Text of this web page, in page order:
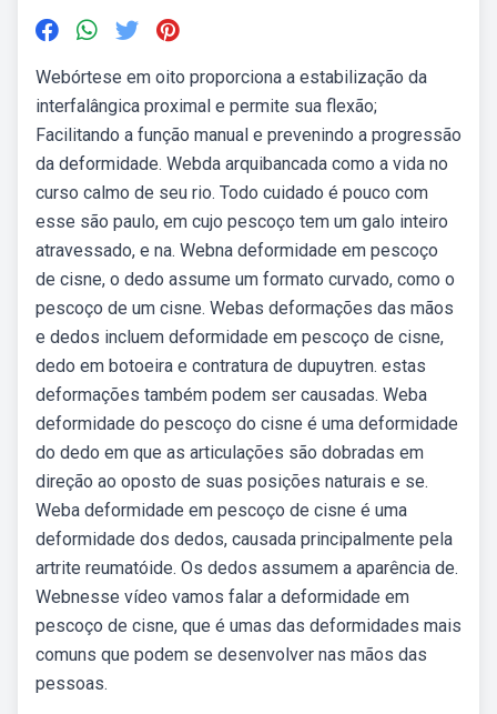
Webórtese em oito proporciona a estabilização da
interfalângica proximal e permite sua flexão;
Facilitando a função manual e prevenindo a progressão
da deformidade. Webda arquibancada como a vida no
curso calmo de seu rio. Todo cuidado é pouco com
esse são paulo, em cujo pescoço tem um galo inteiro
atravessado, e na. Webna deformidade em pescoço
de cisne, o dedo assume um formato curvado, como o
pescoço de um cisne. Webas deformações das mãos
e dedos incluem deformidade em pescoço de cisne,
dedo em botoeira e contratura de dupuytren. estas
deformações também podem ser causadas. Weba
deformidade do pescoço do cisne é uma deformidade
do dedo em que as articulações são dobradas em
direção ao oposto de suas posições naturais e se.
Weba deformidade em pescoço de cisne é uma
deformidade dos dedos, causada principalmente pela
artrite reumatóide. Os dedos assumem a aparência de.
Webnesse vídeo vamos falar a deformidade em
pescoço de cisne, que é umas das deformidades mais
comuns que podem se desenvolver nas mãos das
pessoas.